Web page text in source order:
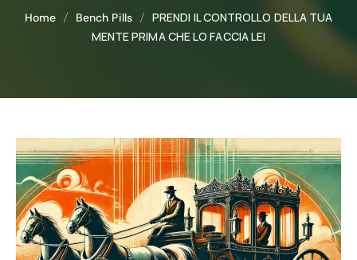
Home Bench Pills
PRENDI IL CONTROLLO DELLA TUA
MENTE PRIMA CHE LO FACCIA LEI